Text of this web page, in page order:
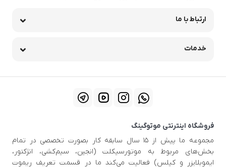
ارتباط با ما
خدمات
فروشگاه اینترنتی موتوگینگ
مجموعه ما پیش از ۱۵ سال سابقه کار بصورت تخصصی در تمام
بخش‌های مربوط به موتورسیکلت (انجین، سیم‌کشی، انژکتور،
ایموبلایزر و کیلس) فعالیت می‌کند ما در قسمت تعریف ریموت